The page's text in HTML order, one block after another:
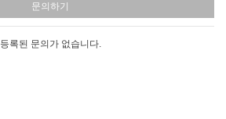
문의하기
등록된 문의가 없습니다.